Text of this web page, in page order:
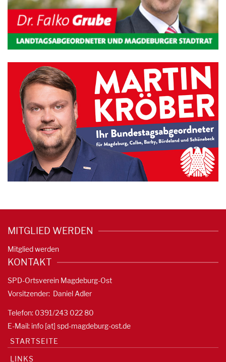
MITGLIED WERDEN
Mitglied werden
KONTAKT
SPD-Ortsverein Magdeburg-Ost
Vorsitzender: Daniel Adler
Telefon: 0391/243 022 80
E-Mail: info [at] spd-magdeburg-ost.de
STARTSEITE
LINKS